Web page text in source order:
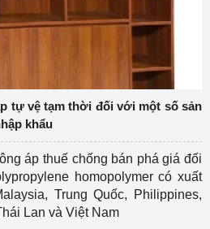
tự vệ tạm thời đối với một số sản
khẩu
áp thuế chống bán phá giá đối
homopolymer có xuất
Trung Quốc, Philippines,
Lan và Việt Nam